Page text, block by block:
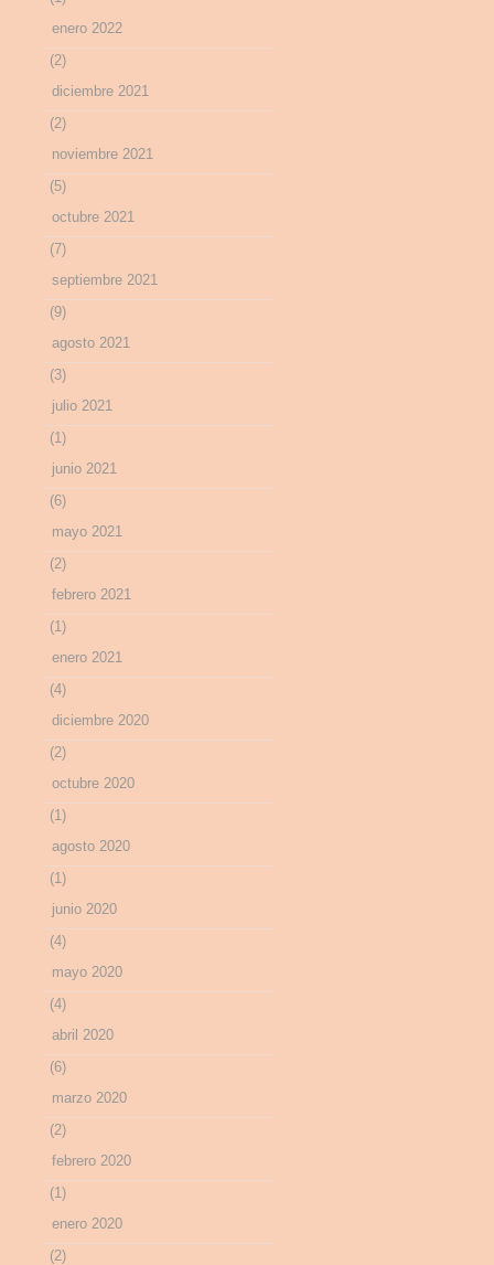
enero 2022
(2)
diciembre 2021
(2)
noviembre 2021
(5)
octubre 2021
(7)
septiembre 2021
(9)
agosto 2021
(3)
julio 2021
(1)
junio 2021
(6)
mayo 2021
(2)
febrero 2021
(1)
enero 2021
(4)
diciembre 2020
(2)
octubre 2020
(1)
agosto 2020
(1)
junio 2020
(4)
mayo 2020
(4)
abril 2020
(6)
marzo 2020
(2)
febrero 2020
(1)
enero 2020
(2)